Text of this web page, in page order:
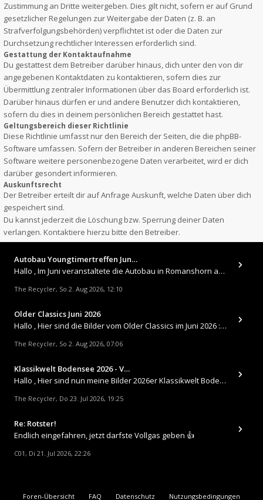
Zustimmung an Dritte weitergeben. Dies gilt nicht, sofern er auf Grund
gesetzlicher Regelungen zur Weitergabe der Daten (z. B. an
Strafverfolgungsbehörden) verpflichtet ist oder die Daten zur
Durchsetzung rechtlicher Interessen erforderlich sind.
Gestattung der Kontaktaufnahme
Du gestattest dem Betreiber darüber hinaus, dich unter den von dir
angegebenen Kontaktdaten zu kontaktieren, sofern dies zur
Übermittlung zentraler Informationen über das Board erforderlich ist.
Darüber hinaus dürfen er und andere Benutzer dich kontaktieren,
sofern du dies in deinem persönlichen Bereich gestattet hast.
Geltungsbereich dieser Richtlinie
Diese Richtlinie umfasst nur den Bereich der Seiten, die die phpBB-
Software umfassen. Sofern der Betreiber in anderen Bereichen seiner
Software weitere personenbezogene Daten verarbeitet, wird er dich
darüber gesondert informieren.
Auskunftsrecht
Der Betreiber erteilt dir auf Anfrage Auskunft, welche Daten über dich
gespeichert sind.
Du kannst jederzeit die Löschung bzw. Sperrung deiner Daten
verlangen. Kontaktiere hierzu bitte den Betreiber.
Autobau Youngtimertreffen Jun…
Hallo , Im Juni veranstaltete die Autobau in Romanshorn auf ihrem Gelände ein kleines Youngtimertreffen : https://up.
The Recycler, So 2. Aug 2026, 12:10
Older Classics Juni 2026
​Hallo , Hier sind die Bilder vom Older Classics im Juni 2026 : https://up.picr.de/51155940wd.jpg https://up.pic
The Recycler, So 2. Aug 2026, 07:06
Klassikwelt Bodensee 2026 - V…
Hallo , Hier sind nun meine Bilder 2026er Klassikwelt Bodensee 😀 https://up.picr.de/51125547rb.jpg https://up.pi
The Recycler, Do 23. Jul 2026, 19:25
Re: Rotster!
Endlich eingefahren, jetzt darfste Vollgas geben 👍
C01, Di 21. Jul 2026, 22:26
Foren-Übersicht FAQ Datenschutz Nutzungsbedingungen